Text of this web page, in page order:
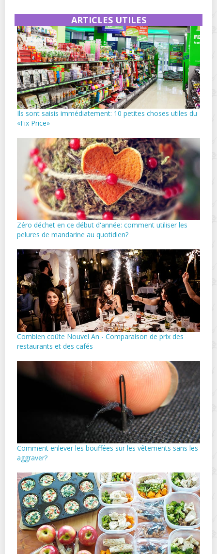
ARTICLES UTILES
Ils sont saisis immédiatement: 10 petites choses utiles du
«Fix Price»
Zéro déchet en ce début d'année: comment utiliser les
pelures de mandarine au quotidien?
Combien coûte Nouvel An - Comparaison de prix des
restaurants et des cafés
Comment enlever les bouffées sur les vêtements sans les
aggraver?